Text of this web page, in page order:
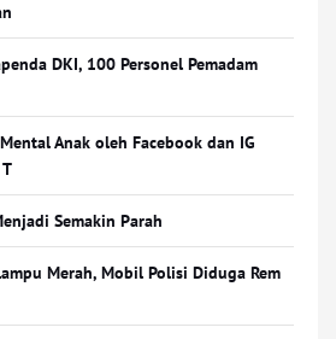
DKI, 100 Personel Pemadam
Anak oleh Facebook dan IG
Semakin Parah
Merah, Mobil Polisi Diduga Rem